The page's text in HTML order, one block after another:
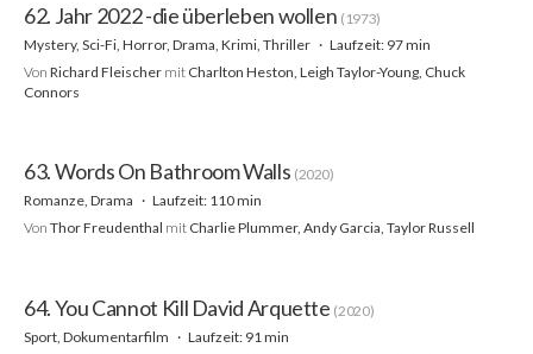
62. Jahr 2022 -die überleben wollen (1973)
Mystery, Sci-Fi, Horror, Drama, Krimi, Thriller
Laufzeit: 97 min
Von Richard Fleischer mit Charlton Heston, Leigh Taylor-Young, Chuck
Connors
63. Words On Bathroom Walls (2020)
Romanze, Drama
Laufzeit: 110 min
Von Thor Freudenthal mit Charlie Plummer, Andy Garcia, Taylor Russell
64. You Cannot Kill David Arquette (2020)
Sport, Dokumentarfilm
Laufzeit: 91 min